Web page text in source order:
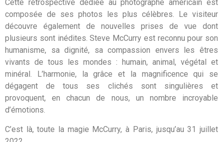
Cette rétrospective dédiée au photographe américain est
composée de ses photos les plus célèbres. Le visiteur
découvre également de nouvelles prises de vue dont
plusieurs sont inédites. Steve McCurry est reconnu pour son
humanisme, sa dignité, sa compassion envers les êtres
vivants de tous les mondes : humain, animal, végétal et
minéral. L’harmonie, la grâce et la magnificence qui se
dégagent de tous ses clichés sont singulières et
provoquent, en chacun de nous, un nombre incroyable
d’émotions.
C’est là, toute la magie McCurry, à Paris, jusqu’au 31 juillet